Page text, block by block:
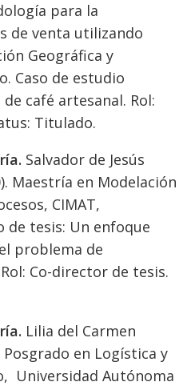
para la
de venta utilizando
Geográfica y
Caso de estudio
café artesanal. Rol:
Titulado.
Salvador de Jesús
Maestría en Modelación
CIMAT,
de tesis: Un enfoque
problema de
Co-director de tesis.
Lilia del Carmen
en Logística y
Universidad Autónoma